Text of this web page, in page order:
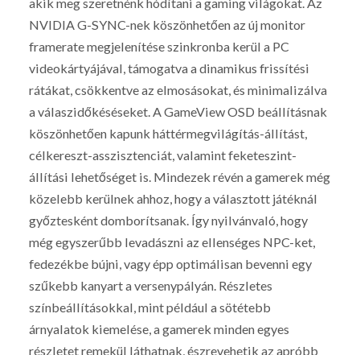
akik meg szeretnénk hódítani a gaming világokat. Az
NVIDIA G-SYNC-nek köszönhetően az új monitor
framerate megjelenítése szinkronba kerül a PC
videokártyájával, támogatva a dinamikus frissítési
rátákat, csökkentve az elmosásokat, és minimalizálva
a válaszidőkéséseket. A GameView OSD beállításnak
köszönhetően kapunk háttérmegvilágítás-állítást,
célkereszt-asszisztenciát, valamint feketeszint-
állítási lehetőséget is. Mindezek révén a gamerek még
közelebb kerülnek ahhoz, hogy a választott játéknál
győztesként domborítsanak. Így nyilvánvaló, hogy
még egyszerűbb levadászni az ellenséges NPC-ket,
fedezékbe bújni, vagy épp optimálisan bevenni egy
szűkebb kanyart a versenypályán. Részletes
színbeállításokkal, mint például a sötétebb
árnyalatok kiemelése, a gamerek minden egyes
részletet remekül láthatnak, észrevehetik az apróbb